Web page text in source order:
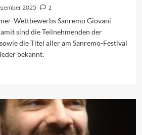
2025
2
Wettbewerbs Sanremo Giovani
sind die Teilnehmenden der
die Titel aller am Sanremo-Festival
bekannt.